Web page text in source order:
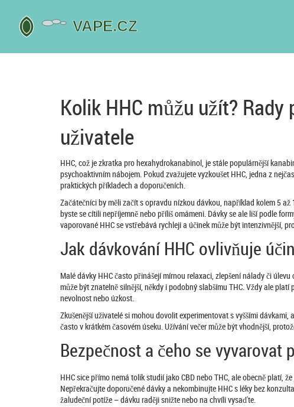
Kolik HHC můžu užít?
uživatele
HHC, což je zkratka pro hexahydrokanabinol, je stále populárnější
psychoaktivním nábojem. Pokud zvažujete vyzkoušet HHC, jedna z
praktických příkladech a doporučeních.
Začátečníci by měli začít s opravdu nízkou dávkou, například kolem 5
byste se cítili nepříjemně nebo příliš omámeni. Dávky se ale liší podle
vaporované HHC se vstřebává rychleji a účinek může být intenzivnější,
Jak dávkování HHC ovlivňuje
Malé dávky HHC často přinášejí mírnou relaxaci, zlepšení nálady či
může být znatelně silnější, někdy i podobný slabšímu THC. Vždy ale
nevolnost nebo úzkost.
Zkušenější uživatelé si mohou dovolit experimentovat s vyššími
často v krátkém časovém úseku. Užívání večer může být vhodnější,
Bezpečnost a čeho se vyvarovat
HHC sice přímo nemá tolik studií jako CBD nebo THC, ale obecně platí,
Nepřekračujte doporučené dávky a nekombinujte HHC s léky bez
žaludeční potíže – dávku raději snižte nebo na chvíli vysaďte.